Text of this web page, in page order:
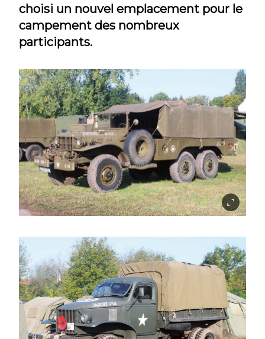
choisi un nouvel emplacement pour le
campement des nombreux
participants.